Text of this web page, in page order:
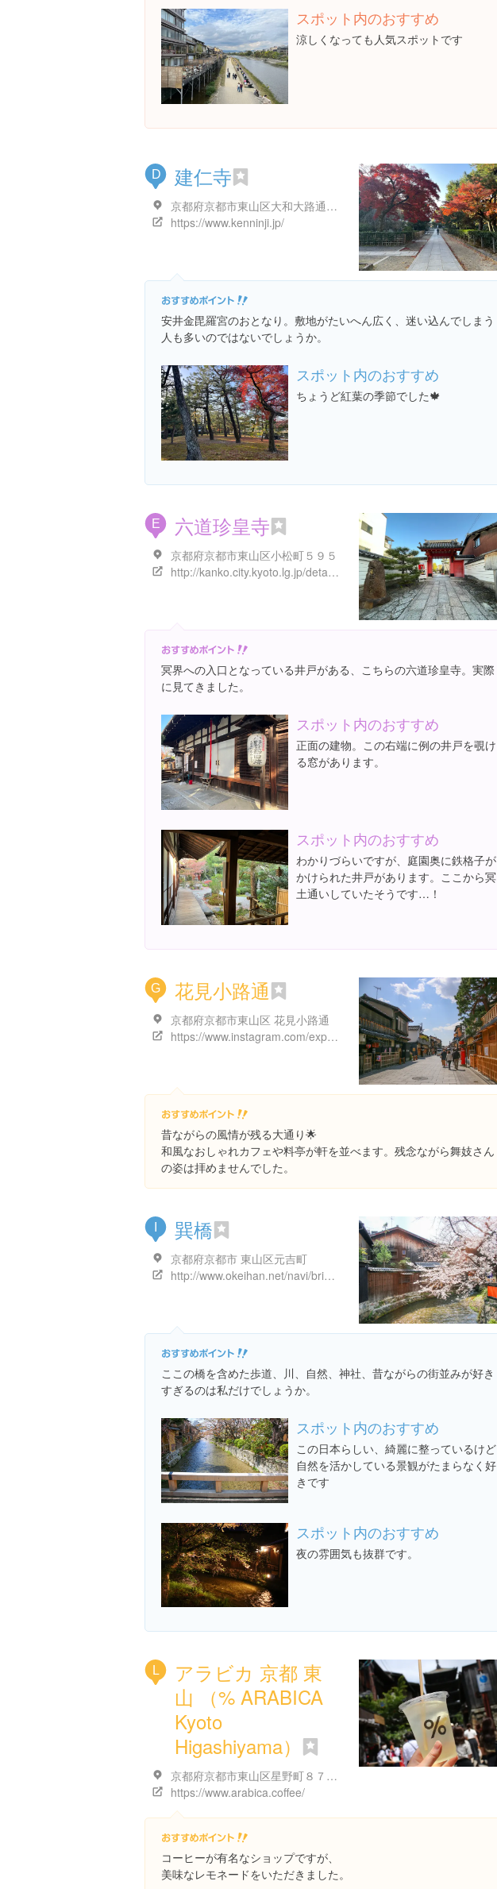
スポット内のおすすめ
涼しくなっても人気スポットです
D 建仁寺
京都府京都市東山区大和大路通四条下る小松町５８４番地
https://www.kenninji.jp/
安井金毘羅宮のおとなり。敷地がたいへん広く、迷い込んでしまう
人も多いのではないでしょうか。
スポット内のおすすめ
ちょうど紅葉の季節でした🍁
E 六道珍皇寺
京都府京都市東山区小松町５９５
http://kanko.city.kyoto.lg.jp/detail.php?InforKindCode=1&ManageCode=1000245
冥界への入口となっている井戸がある、こちらの六道珍皇寺。実際
に見てきました。
スポット内のおすすめ
正面の建物。この右端に例の井戸を覗け
る窓があります。
スポット内のおすすめ
わかりづらいですが、庭園奥に鉄格子が
かけられた井戸があります。ここから冥
土通いしていたそうです…！
G 花見小路通
京都府京都市東山区 花見小路通
https://www.instagram.com/explore/locations/167306
昔ながらの風情が残る大通り🌟
和風なおしゃれカフェや料亭が軒を並べます。残念ながら舞妓さん
の姿は拝めませんでした。
巽橋
京都府京都市 東山区元吉町
http://www.okeihan.net/navi/bridge/bridge04.php
ここの橋を含めた歩道、川、自然、神社、昔ながらの街並みが好き
すぎるのは私だけでしょうか。
スポット内のおすすめ
この日本らしい、綺麗に整っているけど
自然を活かしている景観がたまらなく好
きです
スポット内のおすすめ
夜の雰囲気も抜群です。
L
アラビカ 京都 東
山 （% ARABICA
Kyoto
Higashiyama）
京都府京都市東山区星野町８７-５
https://www.arabica.coffee/
コーヒーが有名なショップですが、
美味なレモネードをいただきました。